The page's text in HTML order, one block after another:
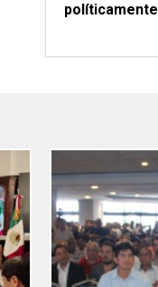
políticamente